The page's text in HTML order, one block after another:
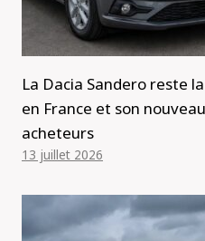
La Dacia Sandero reste
en France et son
acheteurs
13 juillet 2026